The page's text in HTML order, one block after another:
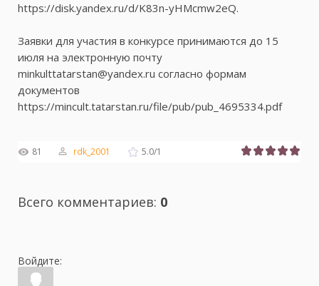
https://disk.yandex.ru/d/K83n-yHMcmw2eQ.
Заявки для участия в конкурсе принимаются до 15
июля на электронную почту
minkulttatarstan@yandex.ru согласно формам
документов
https://mincult.tatarstan.ru/file/pub/pub_4695334.pdf
81 rdk_2001 5.0/1
Всего комментариев: 0
Войдите: